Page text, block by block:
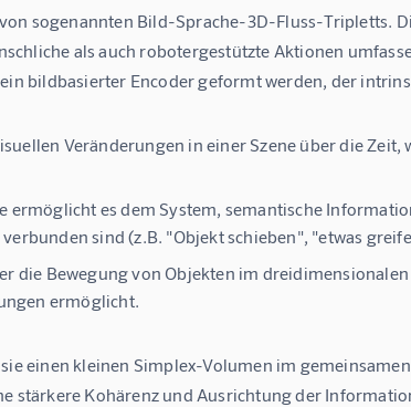
sogenannten Bild-Sprache-3D-Fluss-Tripletts.
als auch robotergestützte Aktionen
bildbasierter Encoder geformt werden, der
Veränderungen in einer Szene über die Zeit,
ermöglicht es dem System, semantische
sind (z.B. "Objekt schieben", "etwas
die Bewegung von Objekten im dreidimensionalen
ermöglicht.
einen kleinen Simplex-Volumen im
stärkere Kohärenz und Ausrichtung der